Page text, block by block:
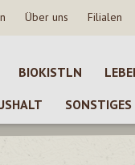
Über uns Filialen
BIOKISTLN
SONSTIGES